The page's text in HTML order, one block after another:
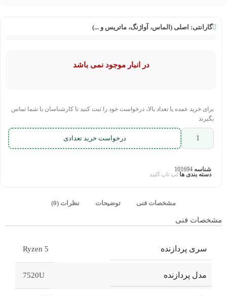
گارانتی: اصلی (الماس، آواژنگ، ماتریس و ...)
در انبار موجود نمی باشد
برای خرید عمده یا تعداد بالا، درخواست خود را ثبت کنید تا کارشناسان با شما تماس
بگیرند
درخواست خرید تعدادی
شناسه 101694
دسته بندی ها لپ تاپ آکبند
مشخصات فنی توضیحات نظرات (0)
مشخصات فنی
سری پردازنده Ryzen 5
مدل پردازنده 7520U